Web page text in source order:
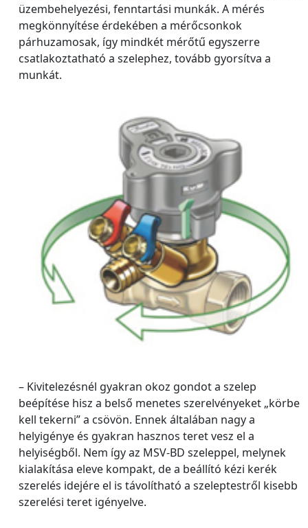
üzembehelyezési, fenntartási munkák. A mérés
megkönnyítése érdekében a mérőcsonkok
párhuzamosak, így mindkét mérőtű egyszerre
csatlakoztatható a szelephez, tovább gyorsítva a
munkát.
– Kivitelezésnél gyakran okoz gondot a szelep
beépítése hisz a belső menetes szerelvényeket „körbe
kell tekerni” a csövön. Ennek általában nagy a
helyigénye és gyakran hasznos teret vesz el a
helyiségből. Nem így az MSV-BD szeleppel, melynek
kialakítása eleve kompakt, de a beállító kézi kerék
szerelés idejére el is távolítható a szeleptestről kisebb
szerelési teret igényelve.